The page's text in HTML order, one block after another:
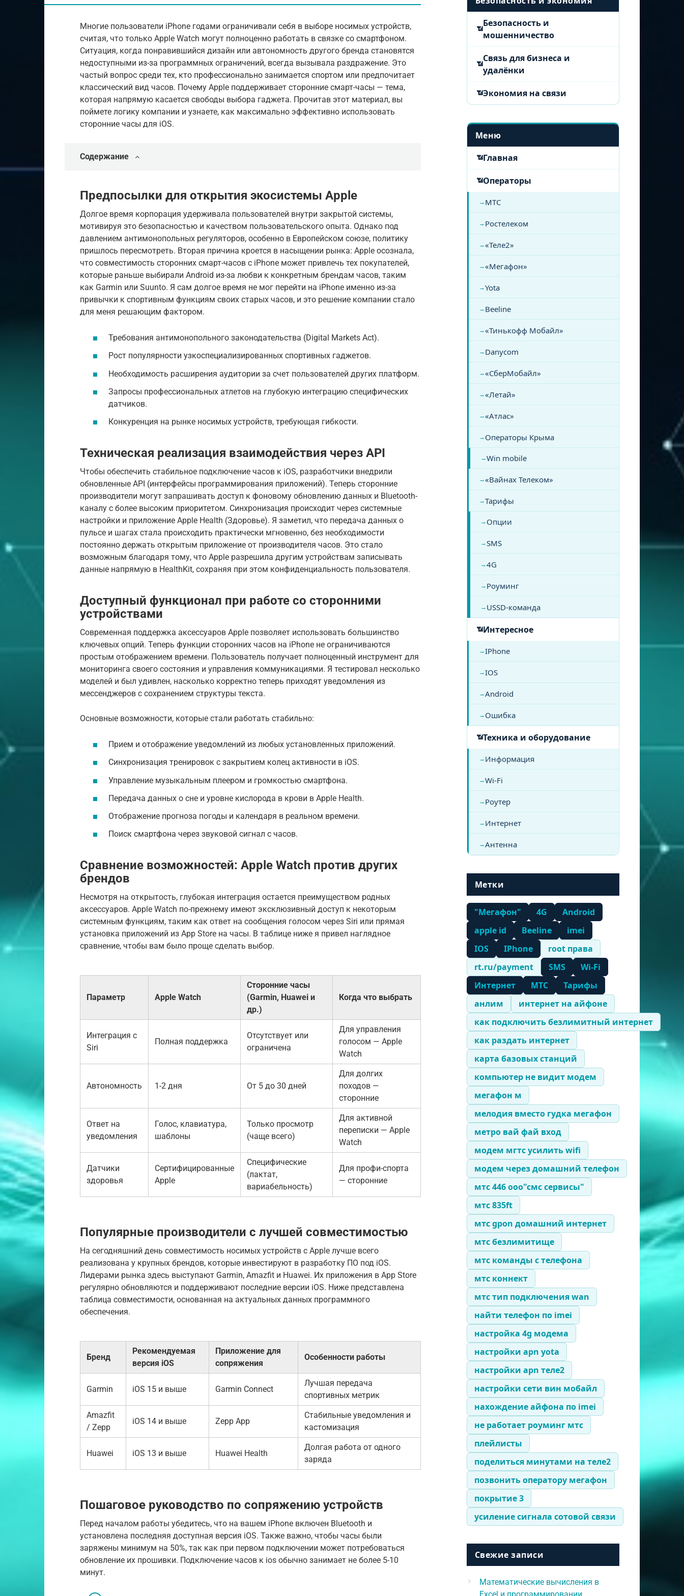
Многие пользователи iPhone годами ограничивали себя в выборе носимых устройств,
считая, что только Apple Watch могут полноценно работать в связке со смартфоном.
Ситуация, когда понравившийся дизайн или автономность другого бренда становятся
недоступными из-за программных ограничений, всегда вызывала раздражение. Это
частый вопрос среди тех, кто профессионально занимается спортом или предпочитает
классический вид часов. Почему Apple поддерживает сторонние смарт-часы — тема,
которая напрямую касается свободы выбора гаджета. Прочитав этот материал, вы
поймете логику компании и узнаете, как максимально эффективно использовать
сторонние часы для iOS.
Содержание
Предпосылки для открытия экосистемы Apple
Долгое время корпорация удерживала пользователей внутри закрытой системы,
мотивируя это безопасностью и качеством пользовательского опыта. Однако под
давлением антимонопольных регуляторов, особенно в Европейском союзе, политику
пришлось пересмотреть. Вторая причина кроется в насыщении рынка: Apple осознала,
что совместимость сторонних смарт-часов с iPhone может привлечь тех покупателей,
которые раньше выбирали Android из-за любви к конкретным брендам часов, таким
как Garmin или Suunto. Я сам долгое время не мог перейти на iPhone именно из-за
привычки к спортивным функциям своих старых часов, и это решение компании стало
для меня решающим фактором.
Требования антимонопольного законодательства (Digital Markets Act).
Рост популярности узкоспециализированных спортивных гаджетов.
Необходимость расширения аудитории за счет пользователей других платформ.
Запросы профессиональных атлетов на глубокую интеграцию специфических
датчиков.
Конкуренция на рынке носимых устройств, требующая гибкости.
Техническая реализация взаимодействия через API
Чтобы обеспечить стабильное подключение часов к iOS, разработчики внедрили
обновленные API (интерфейсы программирования приложений). Теперь сторонние
производители могут запрашивать доступ к фоновому обновлению данных и Bluetooth-
каналу с более высоким приоритетом. Синхронизация происходит через системные
настройки и приложение Apple Health (Здоровье). Я заметил, что передача данных о
пульсе и шагах стала происходить практически мгновенно, без необходимости
постоянно держать открытым приложение от производителя часов. Это стало
возможным благодаря тому, что Apple разрешила другим устройствам записывать
данные напрямую в HealthKit, сохраняя при этом конфиденциальность пользователя.
Доступный функционал при работе со сторонними
устройствами
Современная поддержка аксессуаров Apple позволяет использовать большинство
ключевых опций. Теперь функции сторонних часов на iPhone не ограничиваются
простым отображением времени. Пользователь получает полноценный инструмент для
мониторинга своего состояния и управления коммуникациями. Я тестировал несколько
моделей и был удивлен, насколько корректно теперь приходят уведомления из
мессенджеров с сохранением структуры текста.
Основные возможности, которые стали работать стабильно:
Прием и отображение уведомлений из любых установленных приложений.
Синхронизация тренировок с закрытием колец активности в iOS.
Управление музыкальным плеером и громкостью смартфона.
Передача данных о сне и уровне кислорода в крови в Apple Health.
Отображение прогноза погоды и календаря в реальном времени.
Поиск смартфона через звуковой сигнал с часов.
Сравнение возможностей: Apple Watch против других
брендов
Несмотря на открытость, глубокая интеграция остается преимуществом родных
аксессуаров. Apple Watch по-прежнему имеют эксклюзивный доступ к некоторым
системным функциям, таким как ответ на сообщения голосом через Siri или прямая
установка приложений из App Store на часы. В таблице ниже я привел наглядное
сравнение, чтобы вам было проще сделать выбор.
Параметр Apple Watch
Сторонние часы
(Garmin, Huawei и
др.)
Когда что выбрать
Интеграция с
Siri
Полная поддержка
Отсутствует или
ограничена
Для управления
голосом — Apple
Watch
Автономность 1-2 дня От 5 до 30 дней
Для долгих
походов —
сторонние
Ответ на
уведомления
Голос, клавиатура,
шаблоны
Только просмотр
(чаще всего)
Для активной
переписки — Apple
Watch
Датчики
здоровья
Сертифицированные
Apple
Специфические
(лактат,
вариабельность)
Для профи-спорта
— сторонние
Популярные производители с лучшей совместимостью
На сегодняшний день совместимость носимых устройств с Apple лучше всего
реализована у крупных брендов, которые инвестируют в разработку ПО под iOS.
Лидерами рынка здесь выступают Garmin, Amazfit и Huawei. Их приложения в App Store
регулярно обновляются и поддерживают последние версии iOS. Ниже представлена
таблица совместимости, основанная на актуальных данных программного
обеспечения.
Бренд
Рекомендуемая
версия iOS
Приложение для
сопряжения
Особенности работы
Garmin iOS 15 и выше Garmin Connect
Лучшая передача
спортивных метрик
Amazfit
/ Zepp
iOS 14 и выше Zepp App
Стабильные уведомления и
кастомизация
Huawei iOS 13 и выше Huawei Health
Долгая работа от одного
заряда
Пошаговое руководство по сопряжению устройств
Перед началом работы убедитесь, что на вашем iPhone включен Bluetooth и
установлена последняя доступная версия iOS. Также важно, чтобы часы были
заряжены минимум на 50%, так как при первом подключении может потребоваться
обновление их прошивки. Подключение часов к ios обычно занимает не более 5-10
минут.
Безопасность и
мошенничество
Связь для бизнеса и
удалёнки
Экономия на связи
Меню
Главная
Операторы
МТС
Ростелеком
«Теле2»
«Мегафон»
Yota
Beeline
«Тинькофф Мобайл»
Danycom
«СберМобайл»
«Летай»
«Атлас»
Операторы Крыма
Win mobile
«Вайнах Телеком»
Тарифы
Опции
SMS
4G
Роуминг
USSD-команда
Интересное
IPhone
IOS
Android
Ошибка
Техника и оборудование
Информация
Wi-Fi
Роутер
Интернет
Антенна
Метки
"Мегафон" 4G
Android
apple id
Beeline
imei
IOS
IPhone
root права
rt.ru/payment
SMS
Wi-Fi
Интернет
МТС
Тарифы
анлим
интернет на айфоне
как подключить безлимитный интернет
как раздать интернет
карта базовых станций
компьютер не видит модем
мегафон м
мелодия вместо гудка мегафон
метро вай фай вход
модем мгтс усилить wifi
модем через домашний телефон
мтс 446 ооо"смс сервисы"
мтс 835ft
мтс gpon домашний интернет
мтс безлимитище
мтс команды с телефона
мтс коннект
мтс тип подключения wan
найти телефон по imei
настройка 4g модема
настройки apn yota
настройки apn теле2
настройки сети вин мобайл
нахождение айфона по imei
не работает роуминг мтс
плейлисты
поделиться минутами на теле2
позвонить оператору мегафон
покрытие 3
усиление сигнала сотовой связи
Свежие записи
Математические вычисления в